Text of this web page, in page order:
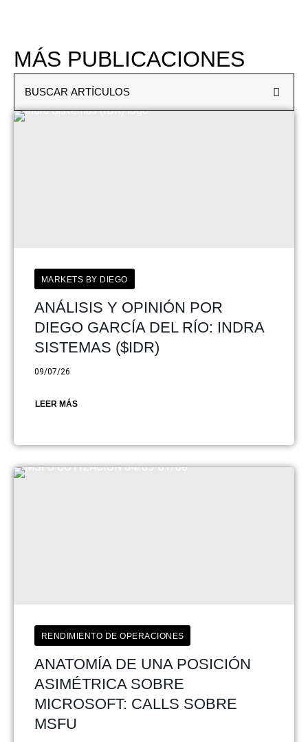
MÁS PUBLICACIONES
MARKETS BY DIEGO
ANÁLISIS Y OPINIÓN POR
DIEGO GARCÍA DEL RÍO: INDRA
SISTEMAS ($IDR)
09/07/26
LEER MÁS
RENDIMIENTO DE OPERACIONES
ANATOMÍA DE UNA POSICIÓN
ASIMÉTRICA SOBRE
MICROSOFT: CALLS SOBRE
MSFU